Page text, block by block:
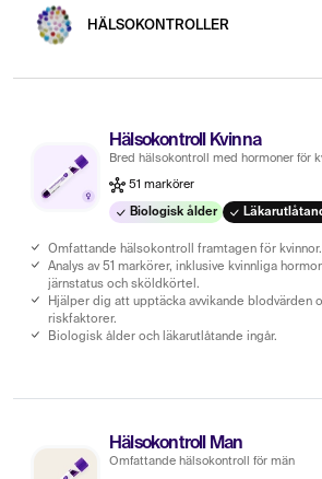
HÄLSOKONTROLLER
Hälsokontroll Kvinna
Bred hälsokontroll med hormoner för
51 markörer
Biologisk ålder
Omfattande hälsokontroll framtagen för kvinnor.
Analys av 51 markörer, inklusive kvinnliga
järnstatus och sköldkörtel.
Hjälper dig att upptäcka avvikande blodvärden
riskfaktorer.
Biologisk ålder och läkarutlåtande ingår.
Hälsokontroll Man
Omfattande hälsokontroll för män